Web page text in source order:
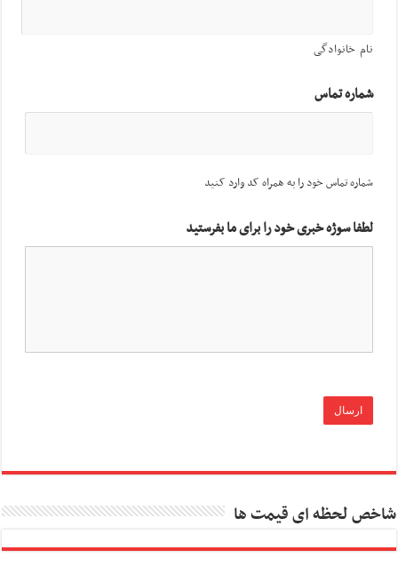
نام خانوادگی
شماره تماس
شماره تماس خود را به همراه کد وارد کنید
لطفا سوژه خبری خود را برای ما بفرستید
شاخص لحظه ای قیمت ها